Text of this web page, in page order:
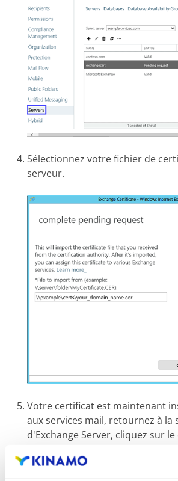
Sélectionnez votre fichier de
serveur.
Votre certificat est maintenant
aux services mail, retournez à la
d'Exchange Server, cliquez sur
Modifier.